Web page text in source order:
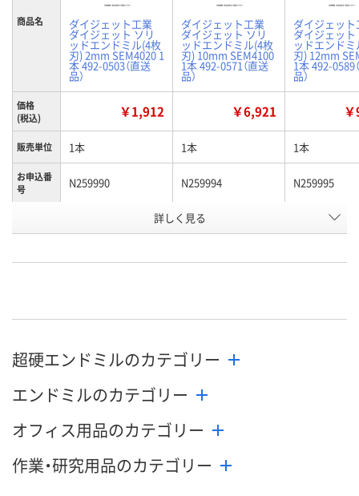
商品名 ダイジェット工業
ダイジェット ソリ
ッドエンドミル(4枚
刃) 2mm SEM4020 1
本 492-0503（直送
品）
ダイジェット工業
ダイジェット ソリ
ッドエンドミル(4枚
刃) 10mm SEM4100
1本 492-0571（直送
品）
ダイジェット
ダイジェット
ッドエンドミ
刃) 12mm
1本 492-0589
品）
価格
(税込)
￥1,912 ￥6,921
販売単位 1本 1本 1本
お申込番
号
N259990 N259994 N259995
あり
詳しく見る
超硬エンドミルのカテゴリー
エンドミルのカテゴリー
オフィス用品のカテゴリー
作業・研究用品のカテゴリー